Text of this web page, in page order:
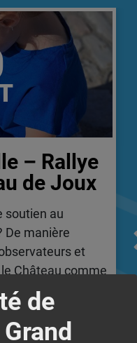
de
– Rallye
de Joux
soutien au
De manière
et
Château comme
participer au
avec un appareil
de 3 ans.